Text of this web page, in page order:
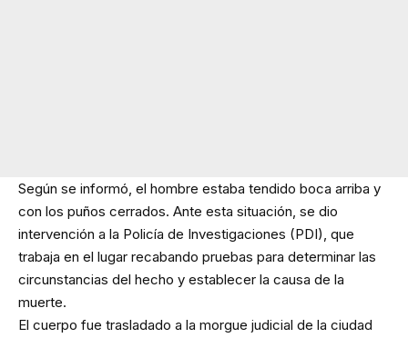
Según se informó, el hombre estaba tendido boca arriba y
con los puños cerrados. Ante esta situación, se dio
intervención a la Policía de Investigaciones (PDI), que
trabaja en el lugar recabando pruebas para determinar las
circunstancias del hecho y establecer la causa de la
muerte.
El cuerpo fue trasladado a la morgue judicial de la ciudad